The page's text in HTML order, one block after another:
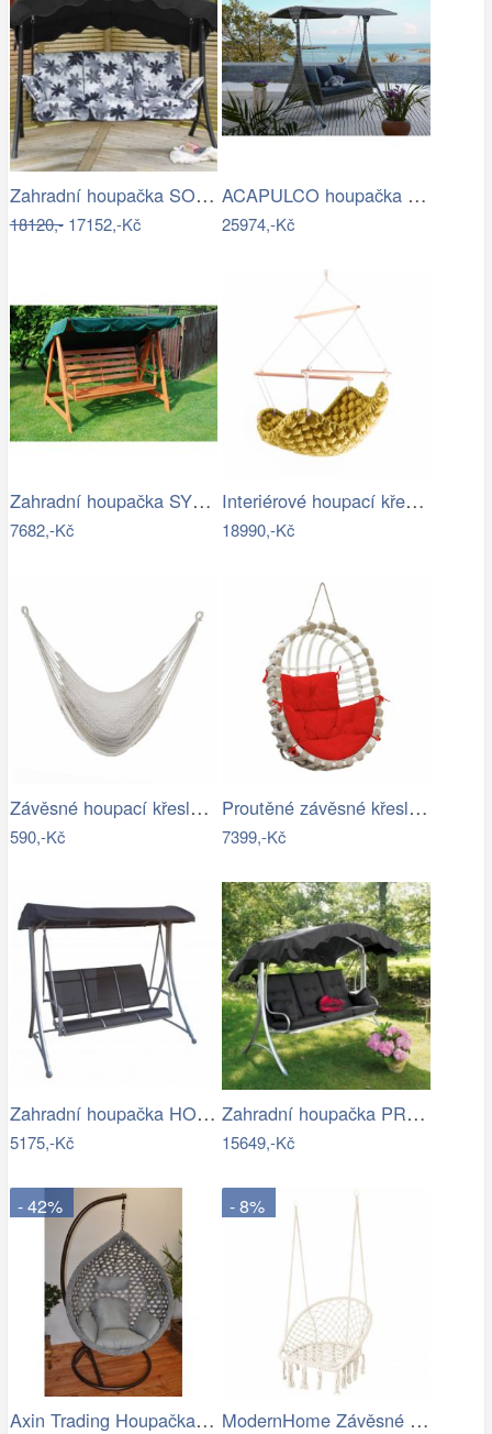
Zahradní houpačka SOFFIA - GD
18120,-17152,-Kč
ACAPULCO houpačka ROJAPLAST
25974,-Kč
Zahradní houpačka SYLVA Rojaplast
7682,-Kč
Interiérové houpací křeslo Swingy In…
18990,-Kč
Závěsné houpací křeslo KAZAN Tempo…
590,-Kč
Proutěné závěsné křeslo Lena, bílý rám…
7399,-Kč
Zahradní houpačka HOLLYWOOD ROJAPLAST
5175,-Kč
Zahradní houpačka PRAGG - GD
15649,-Kč
- 42%
Axin Trading Houpačka závěsná Charlotte
- 8%
ModernHome Závěsné křeslo s třásněmi -…